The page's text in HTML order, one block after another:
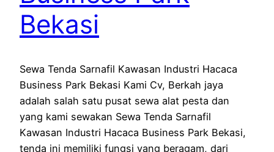
Bekasi
Sewa Tenda Sarnafil Kawasan Industri Hacaca
Business Park Bekasi Kami Cv, Berkah jaya
adalah salah satu pusat sewa alat pesta dan
yang kami sewakan Sewa Tenda Sarnafil
Kawasan Industri Hacaca Business Park Bekasi,
tenda ini memiliki fungsi yang beragam, dari